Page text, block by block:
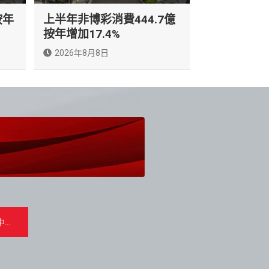
上半年非博彩消費444.7億
按年增加17.4%
2026年8月8日